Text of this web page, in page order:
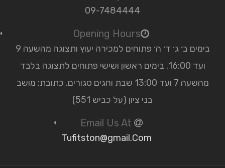
09-7484444
Opening Hours
בימים ב׳ ג׳ ד׳ ה׳ פתוחים למכירה יעוץ ותצוגה מהשעה 9
ועד 16:00. בימים ראשון ושישי פתוחים לתצוגה בלבד
מהשעה 7 ועד 13:00 שבת וחגים סגורים. כתובת: מושב
בני ציון (על כביש 551)
Tufitston@gmail.Com